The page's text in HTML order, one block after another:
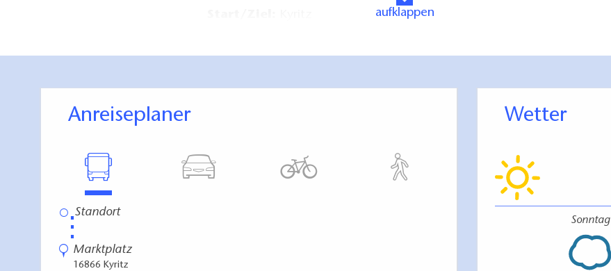
über: Kyritz - Stolpe - Bork - Lellichow - Königsberg - Rosenwinkel -
aufklappen
Anreiseplaner
⋮
Marktplatz
16866 Kyritz
Wetter
Sonntag